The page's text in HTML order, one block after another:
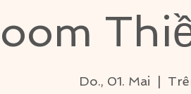
Do., 01. Mai